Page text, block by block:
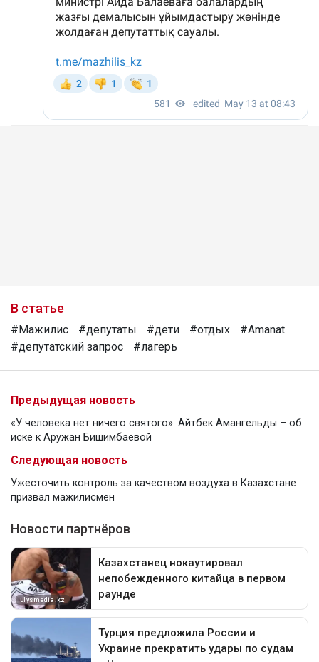
В статье
#Мажилис #депутаты #дети #отдых
#Amanat
#депутатский запрос
#лагерь
Предыдущая новость
«У человека нет ничего святого»: Айтбек Амангельды – об
иске к Аружан Бишимбаевой
Следующая новость
Ужесточить контроль за качеством воздуха в Казахстане
призвал мажилисмен